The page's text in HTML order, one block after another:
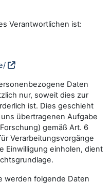
Verantwortlichen ist:
Daten
nur, soweit dies zur
ist. Dies geschieht
übertragenen Aufgabe
gemäß Art. 6
Verarbeitungsvorgänge
Einwilligung einholen, dient
werden folgende Daten